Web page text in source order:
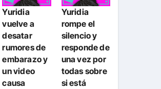
Yuridia
vuelve a
desatar
rumores de
embarazo y
un video
causa
Yuridia
rompe el
silencio y
responde de
una vez por
todas sobre
si está